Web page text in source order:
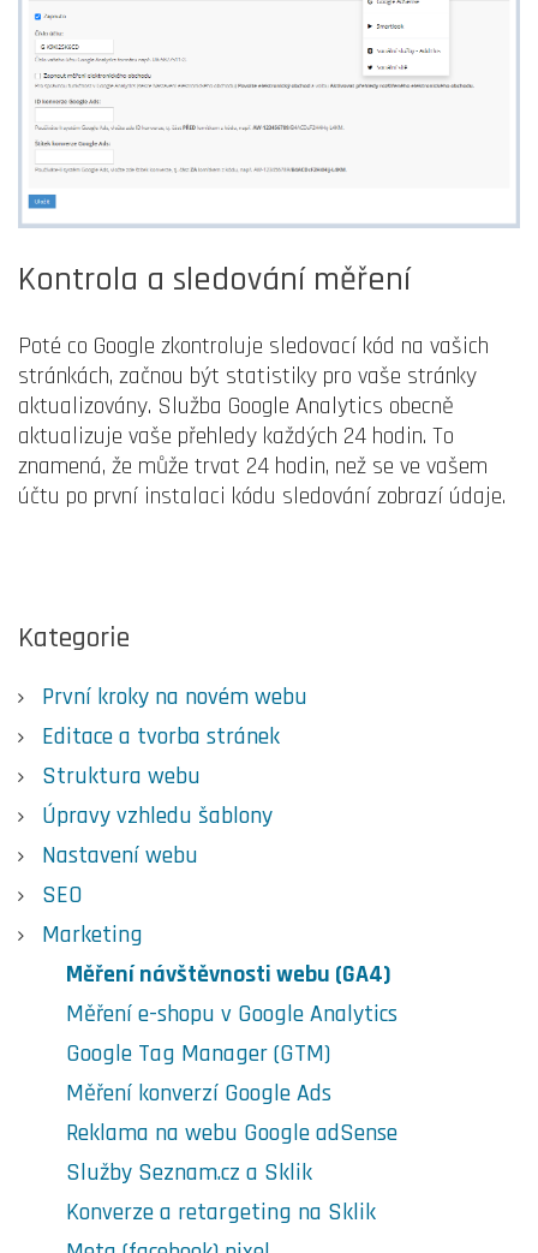
Kategorie
První kroky na novém webu
Editace a tvorba stránek
Struktura webu
Úpravy vzhledu šablony
Nastavení webu
SEO
Marketing
Měření návštěvnosti webu (GA4)
Měření e-shopu v Google Analytics
Google Tag Manager (GTM)
Měření konverzí Google Ads
Reklama na webu Google adSense
Služby Seznam.cz a Sklik
Konverze a retargeting na Sklik
Kontrola a sledování měření
Poté co Google zkontroluje sledovací kód na vašich
stránkách, začnou být statistiky pro vaše stránky
aktualizovány. Služba Google Analytics obecně
aktualizuje vaše přehledy každých 24 hodin. To
znamená, že může trvat 24 hodin, než se ve vašem
účtu po první instalaci kódu sledování zobrazí údaje.